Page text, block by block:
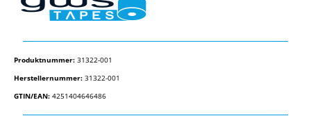
Produktnummer: 31322-001
Herstellernummer: 31322-001
GTIN/EAN: 4251404646486